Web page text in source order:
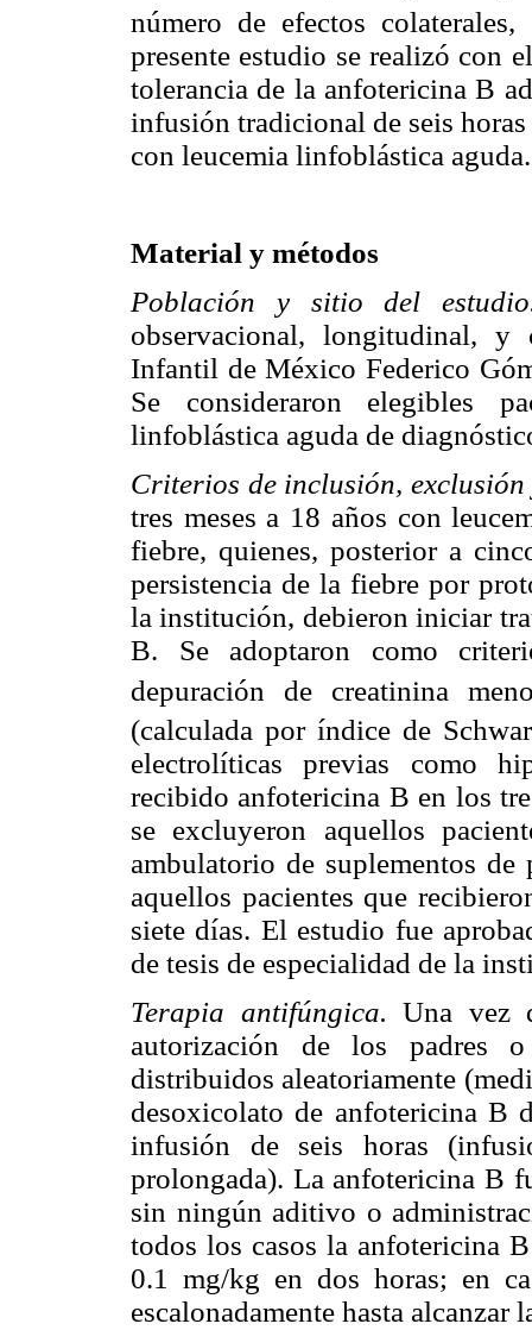
número de efectos
presente estudio se realizó con
tolerancia de la anfotericina B
infusión tradicional de seis
con leucemia linfoblástica aguda.
Material y métodos
Población y sitio del
observacional, longitudinal,
Infantil de México Federico
Se consideraron elegibles
linfoblástica aguda de
Criterios de inclusión,
tres meses a 18 años con
fiebre, quienes, posterior a
persistencia de la fiebre por
la institución, debieron iniciar
B. Se adoptaron como
depuración de creatinina
(calculada por índice de
electrolíticas previas como
recibido anfotericina B en los
se excluyeron aquellos
ambulatorio de suplementos
aquellos pacientes que
siete días. El estudio fue
de tesis de especialidad de la
Terapia antifúngica.Una vez
autorización de los padres
distribuidos aleatoriamente
desoxicolato de anfotericina B
infusión de seis horas
prolongada). La anfotericina B
sin ningún aditivo o
todos los casos la anfotericina
0.1 mg/kg en dos horas; en
escalonadamente hasta